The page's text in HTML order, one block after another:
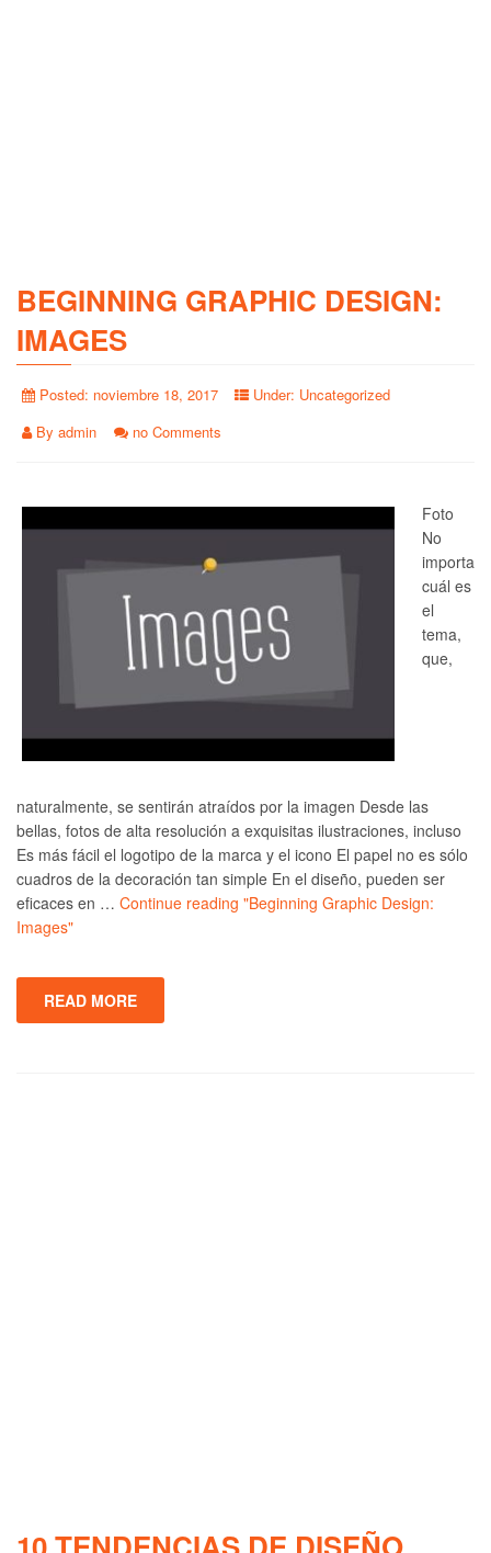
BEGINNING GRAPHIC DESIGN:
IMAGES
Posted: noviembre 18, 2017 Under: Uncategorized
By admin no Comments
Foto
No
importa
cuál es
el
tema,
que,
naturalmente, se sentirán atraídos por la imagen Desde las
bellas, fotos de alta resolución a exquisitas ilustraciones, incluso
Es más fácil el logotipo de la marca y el icono El papel no es sólo
cuadros de la decoración tan simple En el diseño, pueden ser
eficaces en … Continue reading "Beginning Graphic Design:
Images"
READ MORE